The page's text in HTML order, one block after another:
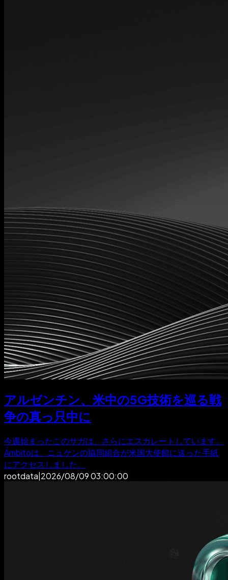
アルゼンチン、米中の5G技術を巡る戦
争の真っ只中に
今週始まったこのサガは、さらにエスカレートしています。
Ámbitoは、ニュケンの協同組合が米国大使館に送った手紙
にアクセスしました。
rootdata|2026/08/09 03:00:00